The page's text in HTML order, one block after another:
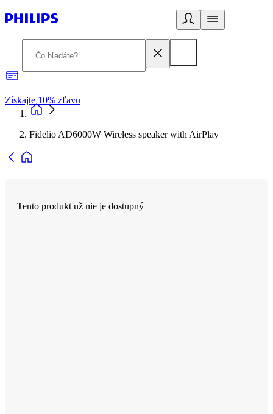
Získajte 10% zľavu
Fidelio AD6000W Wireless speaker with AirPlay
Tento produkt už nie je dostupný